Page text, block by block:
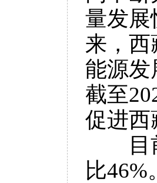
量发展
来，西
能源发
截至
促进西
比